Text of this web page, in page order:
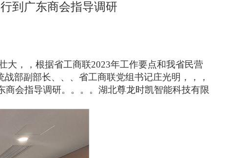
一行到广东商会指导调研
，，根据省工商联2023年工作要点和我省民营
副部长、、、省工商联党组书记庄光明，，，
会指导调研。。。。湖北尊龙时凯智能科技有限